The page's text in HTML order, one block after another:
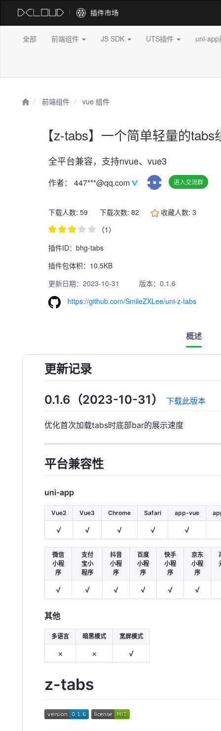
全部 前端组件 JS SDK UTS插件 uni-
前端组件 vue 组件
【z-tabs】一个简单轻量的
全平台兼容，支持nvue、vue3
作者：447***@qq.com 进入交流群
下载人数: 59 下载次数: 82 收藏人数:3
（1）
插件ID：bhg-tabs
插件包体积：10.5KB
更新日期：2023-10-31
版本：0.1.6
https://github.com/SmileZXLee/uni-z-tabs
概述
更新记录
0.1.6（2023-10-31） 下载此版本
优化首次加载tabs时底部bar的展示速度
平台兼容性
uni-app
Vue2 Vue3 Chrome Safari app-vue
√ √ √ √ √
微信
小程
序
支付
宝小
程序
抖音
小程
序
百度
小程
序
快手
小程
序
京东
小程
序
√ √ √ √ √ √
其他
多语言 暗黑模式 宽屏模式
× × √
z-tabs